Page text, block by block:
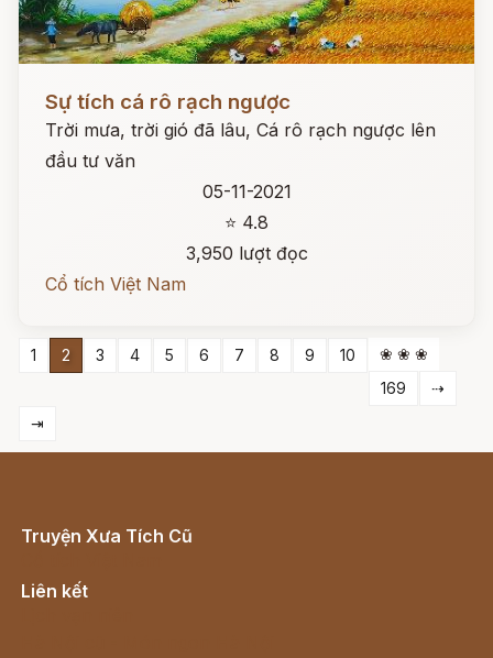
Sự tích cá rô rạch ngược
Trời mưa, trời gió đã lâu, Cá rô rạch ngược lên
đầu tư văn
05-11-2021
⭐ 4.8
3,950 lượt đọc
Cổ tích Việt Nam
1 2 3 4 5 6 7 8 9 10
❀ ❀ ❀
169
⇢
⇥
Truyện Xưa Tích Cũ
Liên kết